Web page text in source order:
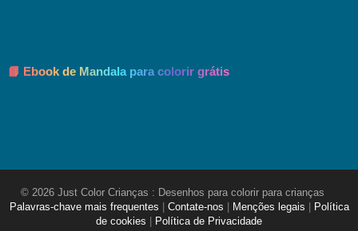
📘 Ebook de Mandala para colorir grátis
© 2026 Just Color Crianças : Desenhos para colorir para crianças
Palavras-chave mais frequentes
Contate-nos Menções legais
Política
de cookies
Política de Privacidade